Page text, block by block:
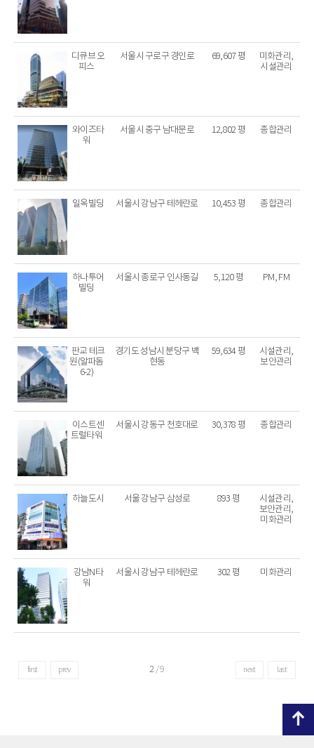
디큐브 오
피스
서울시 구로구 경인로 69,607 평
미화관리,
시설관리
와이즈타
워
서울시 중구 남대문로 12,802 평 종합관리
일옥빌딩 서울시 강남구 테헤란로 10,453 평 종합관리
하나투어
빌딩
서울시 종로구 인사동길 5,120 평 PM, FM
판교 테크
원(알파돔
6-2)
경기도 성남시 분당구 백
현동
59,634 평
시설관리,
보안관리
이스트센
트럴타워
서울시 강동구 천호대로 30,378 평 종합관리
하늘도시 서울 강남구 삼성로 893 평
시설관리,
보안관리,
미화관리
강남N타
워
서울시 강남구 테헤란로 302 평 미화관리
first prev 2 /9 next last